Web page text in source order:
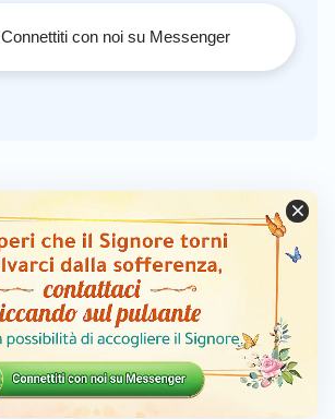
Connettiti con noi su Messenger